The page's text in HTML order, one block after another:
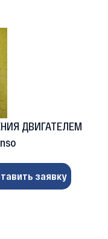
ДВИГАТЕЛЕМ
заявку